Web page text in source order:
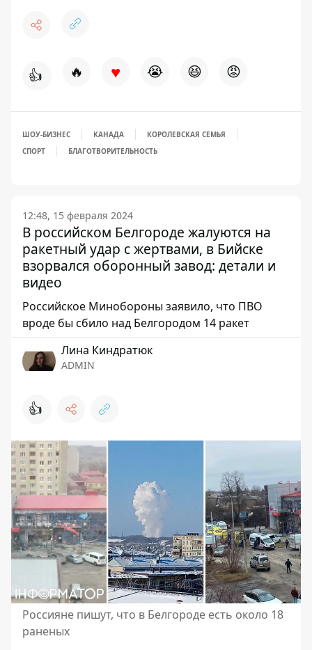
👍 🔥 ♥ 😭 😆 😡
ШОУ-БИЗНЕС КАНАДА
КОРОЛЕВСКАЯ СЕМЬЯ
СПОРТ
БЛАГОТВОРИТЕЛЬНОСТЬ
12:48, 15 февраля 2024
В российском Белгороде жалуются на
ракетный удар с жертвами, в Бийске
взорвался оборонный завод: детали и
видео
Российское Минобороны заявило, что ПВО
вроде бы сбило над Белгородом 14 ракет
Лина Киндратюк
ADMIN
👍
Россияне пишут, что в Белгороде есть около 18
раненых